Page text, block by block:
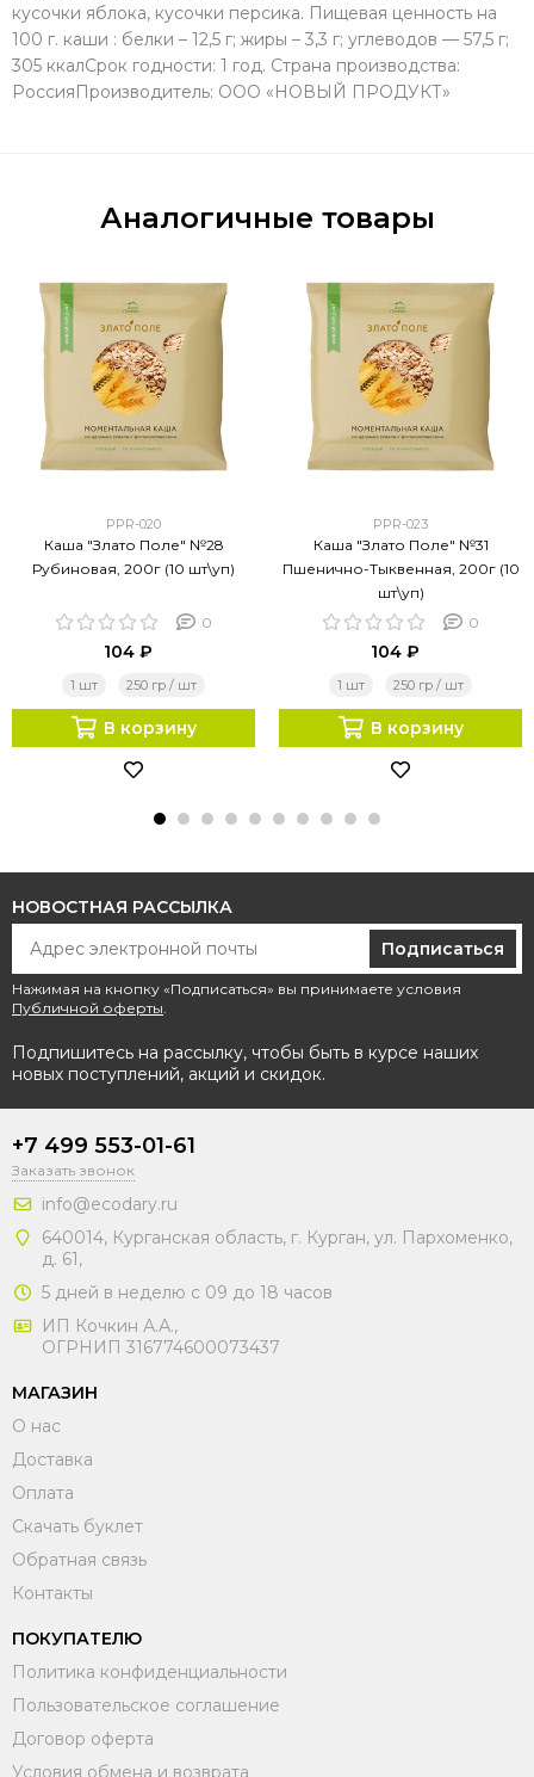
кусочки яблока, кусочки персика. Пищевая ценность на
100 г. каши : белки – 12,5 г; жиры – 3,3 г; углеводов — 57,5 г;
305 ккалСрок годности: 1 год. Страна производства:
РоссияПроизводитель: ООО «НОВЫЙ ПРОДУКТ»
Аналогичные товары
PPR-020
Каша "Злато Поле" №28
Рубиновая, 200г (10 шт\уп)
0
104 ₽
1 шт 250 гр / шт
В корзину
PPR-023
Каша "Злато Поле" №31
Пшенично-Тыквенная, 200г (10
шт\уп)
0
104 ₽
1 шт 250 гр / шт
В корзину
НОВОСТНАЯ РАССЫЛКА
Подписаться
Нажимая на кнопку «Подписаться» вы принимаете условия
Публичной оферты
Подпишитесь на рассылку, чтобы быть в курсе наших
новых поступлений, акций и скидок.
+7 499 553-01-61
Заказать звонок
info@ecodary.ru
640014, Курганская область, г. Курган, ул. Пархоменко,
д. 61,
5 дней в неделю с 09 до 18 часов
ИП Кочкин А.А.,
ОГРНИП 316774600073437
МАГАЗИН
О нас
Доставка
Оплата
Скачать буклет
Обратная связь
Контакты
ПОКУПАТЕЛЮ
Политика конфиденциальности
Пользовательское соглашение
Договор оферта
Условия обмена и возврата